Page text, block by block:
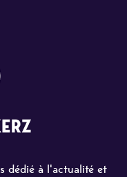
dédié à l'actualité et